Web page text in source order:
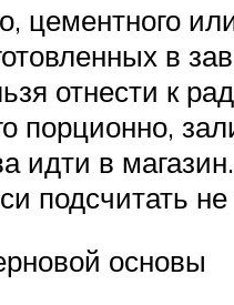
цементного
в
отнести к
порционно,
идти в
подсчитать не
основы